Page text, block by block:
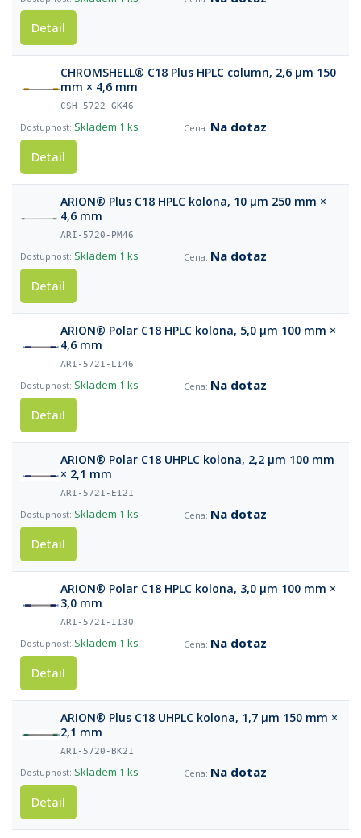
Detail
CHROMSHELL® C18 Plus HPLC column, 2,6 µm 150
mm × 4,6 mm
CSH-5722-GK46
Skladem 1 ks
Na dotaz
Detail
ARION® Plus C18 HPLC kolona, 10 µm 250 mm ×
4,6 mm
ARI-5720-PM46
Skladem 1 ks
Na dotaz
Detail
ARION® Polar C18 HPLC kolona, 5,0 µm 100 mm ×
4,6 mm
ARI-5721-LI46
Skladem 1 ks
Na dotaz
Detail
ARION® Polar C18 UHPLC kolona, 2,2 µm 100 mm
× 2,1 mm
ARI-5721-EI21
Skladem 1 ks
Na dotaz
Detail
ARION® Polar C18 HPLC kolona, 3,0 µm 100 mm ×
3,0 mm
ARI-5721-II30
Skladem 1 ks
Na dotaz
Detail
ARION® Plus C18 UHPLC kolona, 1,7 µm 150 mm ×
2,1 mm
ARI-5720-BK21
Skladem 1 ks
Na dotaz
Detail